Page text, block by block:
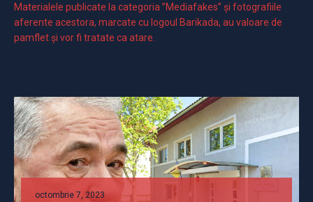
Materialele publicate la categoria ”Mediafakes” și fotografiile
aferente acestora, marcate cu logoul Barikada, au valoare de
pamflet și vor fi tratate ca atare.
octombrie 7, 2023